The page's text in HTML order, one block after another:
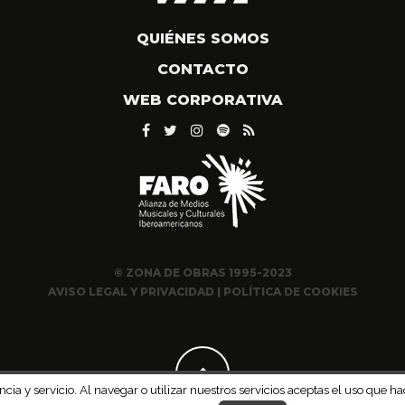
QUIÉNES SOMOS
CONTACTO
WEB CORPORATIVA
© ZONA DE OBRAS 1995-2023
AVISO LEGAL Y PRIVACIDAD | POLÍTICA DE COOKIES
y servicio. Al navegar o utilizar nuestros servicios aceptas el uso que